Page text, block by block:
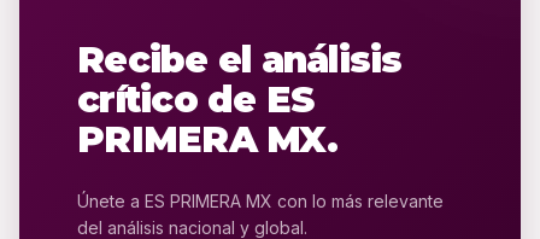
Recibe el análisis
crítico de ES
PRIMERA MX.
Únete a ES PRIMERA MX con lo más relevante
del análisis nacional y global.